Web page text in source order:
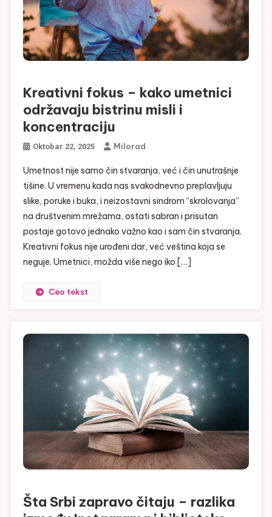
Kreativni fokus – kako umetnici
održavaju bistrinu misli i
koncentraciju
Oktobar 22, 2025 Milorad
Umetnost nije samo čin stvaranja, već i čin unutrašnje
tišine. U vremenu kada nas svakodnevno preplavljuju
slike, poruke i buka, i neizostavni sindrom “skrolovanja”
na društvenim mrežama, ostati sabran i prisutan
postaje gotovo jednako važno kao i sam čin stvaranja.
Kreativni fokus nije urođeni dar, već veština koja se
neguje. Umetnici, možda više nego iko […]
Ceo tekst
Šta Srbi zapravo čitaju – razlika